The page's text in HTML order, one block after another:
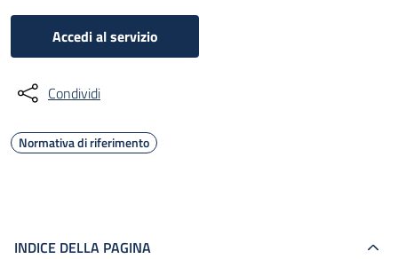
Accedi al servizio
Condividi
Normativa di riferimento
INDICE DELLA PAGINA